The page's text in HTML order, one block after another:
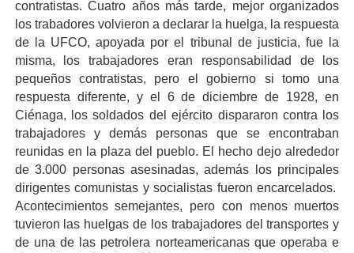
contratistas. Cuatro años más tarde, mejor organizados
los trabadores volvieron a declarar la huelga, la respuesta
de la UFCO, apoyada por el tribunal de justicia, fue la
misma, los trabajadores eran responsabilidad de los
pequeños contratistas, pero el gobierno si tomo una
respuesta diferente, y el 6 de diciembre de 1928, en
Ciénaga, los soldados del ejército dispararon contra los
trabajadores y demás personas que se encontraban
reunidas en la plaza del pueblo. El hecho dejo alrededor
de 3.000 personas asesinadas, además los principales
dirigentes comunistas y socialistas fueron encarcelados.
Acontecimientos semejantes, pero con menos muertos
tuvieron las huelgas de los trabajadores del transportes y
de una de las petrolera norteamericanas que operaba e